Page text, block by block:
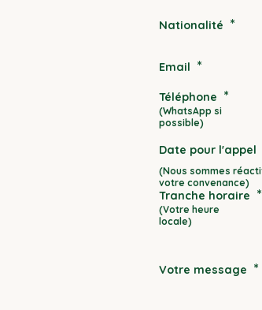
Nationalité *
Email *
Téléphone *
Date pour l'appel
Tranche horaire *
Votre message *